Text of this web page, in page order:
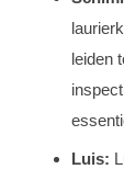
leiden
Luis: